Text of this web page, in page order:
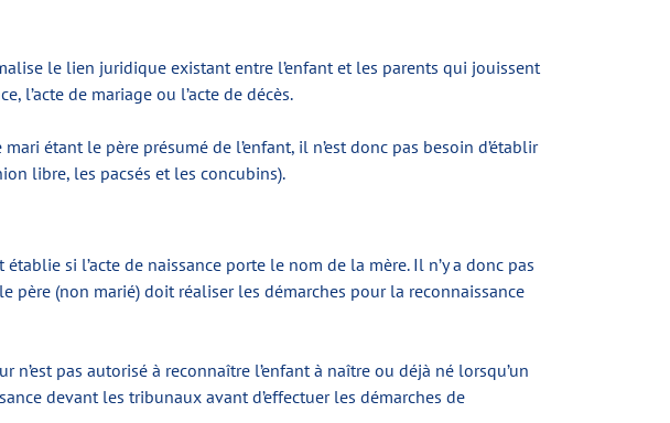
le lien juridique existant entre l’enfant et les parents qui jouissent
l’acte de mariage ou l’acte de décès.
étant le père présumé de l’enfant, il n’est donc pas besoin d’établir
libre, les pacsés et les concubins).
si l’acte de naissance porte le nom de la mère. Il n’y a donc pas
père (non marié) doit réaliser les démarches pour la reconnaissance
n’est pas autorisé à reconnaître l’enfant à naître ou déjà né lorsqu’un
devant les tribunaux avant d’effectuer les démarches de